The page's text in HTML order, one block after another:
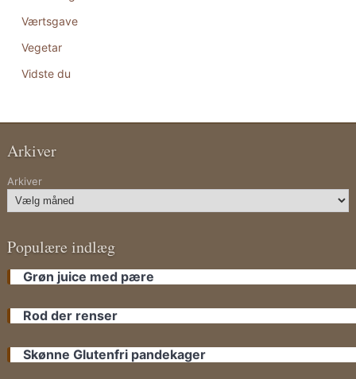
Værtsgave
Vegetar
Vidste du
Arkiver
Arkiver
Populære indlæg
Grøn juice med pære
Rod der renser
Skønne Glutenfri pandekager